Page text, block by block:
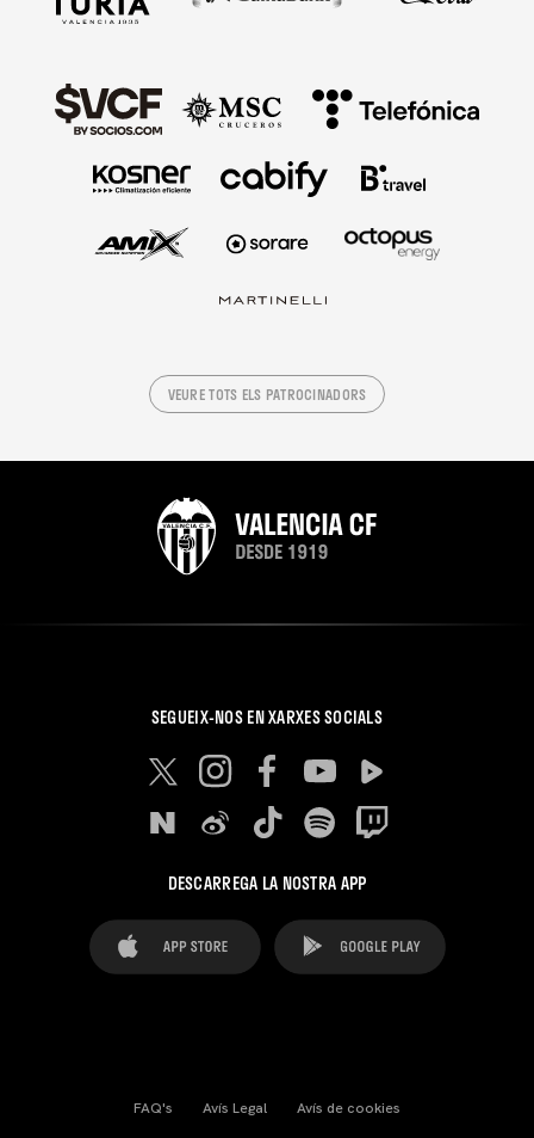
VEURE TOTS ELS PATROCINADORS
SEGUEIX-NOS EN XARXES SOCIALS
DESCARREGA LA NOSTRA APP
FAQ's Avís Legal Avís de cookies